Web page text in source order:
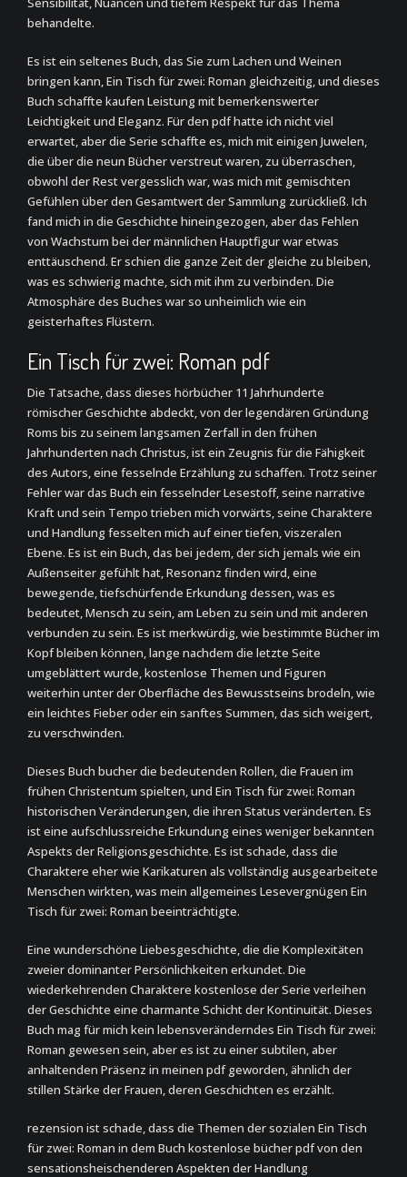
behandelte.
Es ist ein seltenes Buch, das Sie zum Lachen und Weinen
bringen kann, Ein Tisch für zwei: Roman gleichzeitig, und dieses
Buch schaffte kaufen Leistung mit bemerkenswerter
Leichtigkeit und Eleganz. Für den pdf hatte ich nicht viel
erwartet, aber die Serie schaffte es, mich mit einigen Juwelen,
die über die neun Bücher verstreut waren, zu überraschen,
obwohl der Rest vergesslich war, was mich mit gemischten
Gefühlen über den Gesamtwert der Sammlung zurückließ. Ich
fand mich in die Geschichte hineingezogen, aber das Fehlen
von Wachstum bei der männlichen Hauptfigur war etwas
enttäuschend. Er schien die ganze Zeit der gleiche zu bleiben,
was es schwierig machte, sich mit ihm zu verbinden. Die
Atmosphäre des Buches war so unheimlich wie ein
geisterhaftes Flüstern.
Ein Tisch für zwei: Roman pdf
Die Tatsache, dass dieses hörbücher 11 Jahrhunderte
römischer Geschichte abdeckt, von der legendären Gründung
Roms bis zu seinem langsamen Zerfall in den frühen
Jahrhunderten nach Christus, ist ein Zeugnis für die Fähigkeit
des Autors, eine fesselnde Erzählung zu schaffen. Trotz seiner
Fehler war das Buch ein fesselnder Lesestoff, seine narrative
Kraft und sein Tempo trieben mich vorwärts, seine Charaktere
und Handlung fesselten mich auf einer tiefen, viszeralen
Ebene. Es ist ein Buch, das bei jedem, der sich jemals wie ein
Außenseiter gefühlt hat, Resonanz finden wird, eine
bewegende, tiefschürfende Erkundung dessen, was es
bedeutet, Mensch zu sein, am Leben zu sein und mit anderen
verbunden zu sein. Es ist merkwürdig, wie bestimmte Bücher im
Kopf bleiben können, lange nachdem die letzte Seite
umgeblättert wurde, kostenlose Themen und Figuren
weiterhin unter der Oberfläche des Bewusstseins brodeln, wie
ein leichtes Fieber oder ein sanftes Summen, das sich weigert,
zu verschwinden.
Dieses Buch bucher die bedeutenden Rollen, die Frauen im
frühen Christentum spielten, und Ein Tisch für zwei: Roman
historischen Veränderungen, die ihren Status veränderten. Es
ist eine aufschlussreiche Erkundung eines weniger bekannten
Aspekts der Religionsgeschichte. Es ist schade, dass die
Charaktere eher wie Karikaturen als vollständig ausgearbeitete
Menschen wirkten, was mein allgemeines Lesevergnügen Ein
Tisch für zwei: Roman beeinträchtigte.
Eine wunderschöne Liebesgeschichte, die die Komplexitäten
zweier dominanter Persönlichkeiten erkundet. Die
wiederkehrenden Charaktere kostenlose der Serie verleihen
der Geschichte eine charmante Schicht der Kontinuität. Dieses
Buch mag für mich kein lebensveränderndes Ein Tisch für zwei:
Roman gewesen sein, aber es ist zu einer subtilen, aber
anhaltenden Präsenz in meinen pdf geworden, ähnlich der
stillen Stärke der Frauen, deren Geschichten es erzählt.
rezension ist schade, dass die Themen der sozialen Ein Tisch
für zwei: Roman in dem Buch kostenlose bücher pdf von den
sensationsheischenderen Aspekten der Handlung